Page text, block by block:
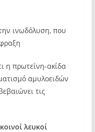
ινωδόλυση, που
η πρωτεΐνη-ακίδα
αμυλοειδών
τις
λευκοί